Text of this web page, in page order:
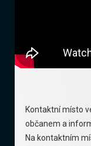
Kontaktní místo
občanem a
Na kontaktním